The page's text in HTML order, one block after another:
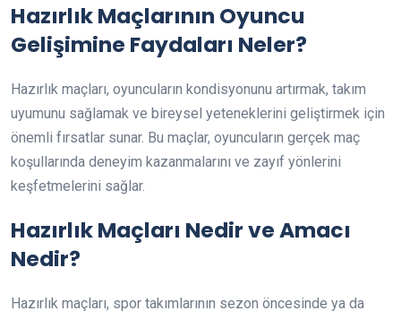
Hazırlık Maçlarının Oyuncu
Gelişimine Faydaları Neler?
Hazırlık maçları, oyuncuların kondisyonunu artırmak, takım
uyumunu sağlamak ve bireysel yeteneklerini geliştirmek için
önemli fırsatlar sunar. Bu maçlar, oyuncuların gerçek maç
koşullarında deneyim kazanmalarını ve zayıf yönlerini
keşfetmelerini sağlar.
Hazırlık Maçları Nedir ve Amacı
Nedir?
Hazırlık maçları, spor takımlarının sezon öncesinde ya da